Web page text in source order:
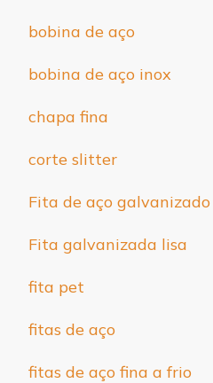
bobina de aço
bobina de aço inox
chapa fina
corte slitter
Fita de aço galvanizado
Fita galvanizada lisa
fita pet
fitas de aço
fitas de aço fina a frio